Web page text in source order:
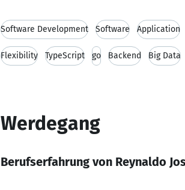
Software Development Software Application
Flexibility TypeScript go Backend Big Data
Werdegang
Berufserfahrung von Reynaldo